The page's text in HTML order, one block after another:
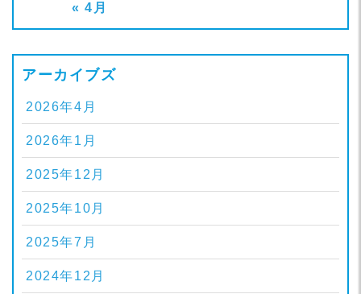
« 4月
アーカイブズ
2026年4月
2026年1月
2025年12月
2025年10月
2025年7月
2024年12月